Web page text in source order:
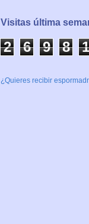
Visitas última
2 6 9 8 1
¿Quieres recibir